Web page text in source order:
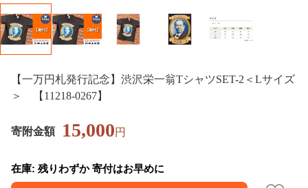
【一万円札発行記念】渋沢栄一翁TシャツSET-2＜Lサイズ
＞ 【11218-0267】
寄附金額 15,000円
在庫: 残りわずか 寄付はお早めに